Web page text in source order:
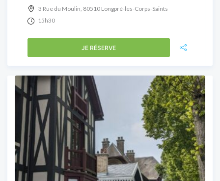
3 Rue du Moulin, 80510 Longpré-les-Corps-Saints
15h30
JE RÉSERVE